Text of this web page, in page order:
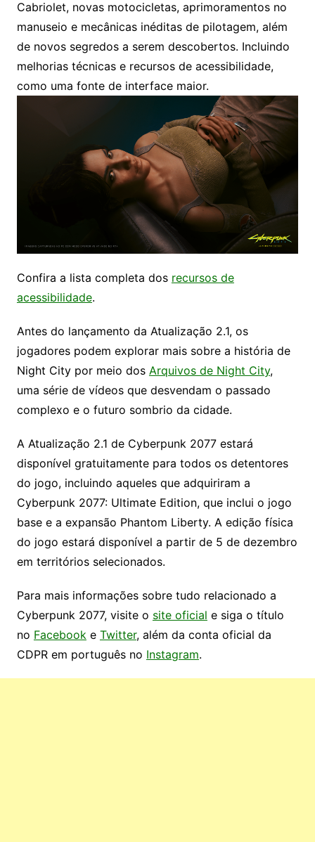
Cabriolet, novas motocicletas, aprimoramentos no
manuseio e mecânicas inéditas de pilotagem, além
de novos segredos a serem descobertos. Incluindo
melhorias técnicas e recursos de acessibilidade,
como uma fonte de interface maior.
Confira a lista completa dos recursos de
acessibilidade.
Antes do lançamento da Atualização 2.1, os
jogadores podem explorar mais sobre a história de
Night City por meio dos Arquivos de Night City,
uma série de vídeos que desvendam o passado
complexo e o futuro sombrio da cidade.
A Atualização 2.1 de Cyberpunk 2077 estará
disponível gratuitamente para todos os detentores
do jogo, incluindo aqueles que adquiriram a
Cyberpunk 2077: Ultimate Edition, que inclui o jogo
base e a expansão Phantom Liberty. A edição física
do jogo estará disponível a partir de 5 de dezembro
em territórios selecionados.
Para mais informações sobre tudo relacionado a
Cyberpunk 2077, visite o site oficial e siga o título
no Facebook e Twitter, além da conta oficial da
CDPR em português no Instagram.